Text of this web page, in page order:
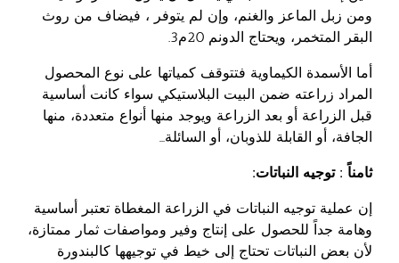
ومن زبل الماعز والغنم، وإن لم يتوفر ، فيضاف من روث
البقر المتخمر، ويحتاج الدونم 20م3.
أما الأسمدة الكيماوية فتتوقف كمياتها على نوع المحصول
المراد زراعته ضمن البيت البلاستيكي سواء كانت أساسية
قبل الزراعة أو بعد الزراعة ويوجد منها أنواع متعددة، منها
الجافة، أو القابلة للذوبان، أو السائلة…
ثامناً : توجيه النباتات:
إن عملية توجيه النباتات في الزراعة المغطاة تعتبر أساسية
وهامة جداً للحصول على إنتاج وفير ومواصفات ثمار ممتازة،
لأن بعض النباتات تحتاج إلى خيط في توجيهها كالبندورة